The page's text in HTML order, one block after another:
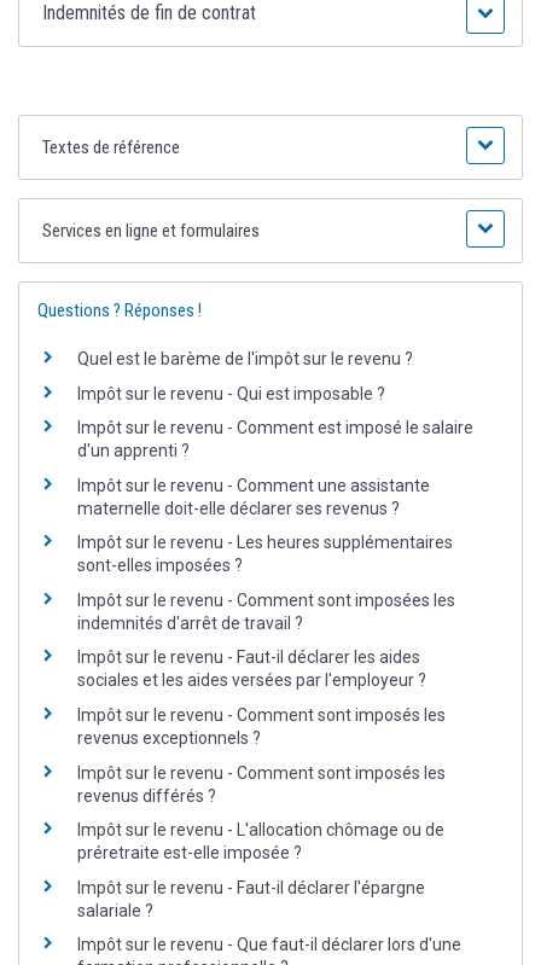
Indemnités de fin de contrat
Textes de référence
Services en ligne et formulaires
Questions ? Réponses !
Quel est le barème de l'impôt sur le revenu ?
Impôt sur le revenu - Qui est imposable ?
Impôt sur le revenu - Comment est imposé le salaire
d'un apprenti ?
Impôt sur le revenu - Comment une assistante
maternelle doit-elle déclarer ses revenus ?
Impôt sur le revenu - Les heures supplémentaires
sont-elles imposées ?
Impôt sur le revenu - Comment sont imposées les
indemnités d'arrêt de travail ?
Impôt sur le revenu - Faut-il déclarer les aides
sociales et les aides versées par l'employeur ?
Impôt sur le revenu - Comment sont imposés les
revenus exceptionnels ?
Impôt sur le revenu - Comment sont imposés les
revenus différés ?
Impôt sur le revenu - L'allocation chômage ou de
préretraite est-elle imposée ?
Impôt sur le revenu - Faut-il déclarer l'épargne
salariale ?
Impôt sur le revenu - Que faut-il déclarer lors d'une